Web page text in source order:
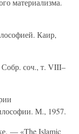
материализма.
Каир,
соч., т. VIII–
М., 1957.
— «The Islamic